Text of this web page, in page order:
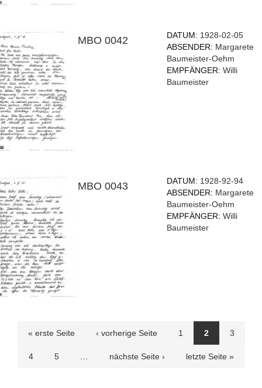
MBO 0042 DATUM: 1928-02-05
ABSENDER: Margarete
Baumeister-Oehm
EMPFÄNGER:Willi
Baumeister
MBO 0043 DATUM: 1928-92-94
ABSENDER: Margarete
Baumeister-Oehm
EMPFÄNGER:Willi
Baumeister
« erste Seite ‹ vorherige Seite 1 2 3
4 5 nächste Seite › letzte Seite »